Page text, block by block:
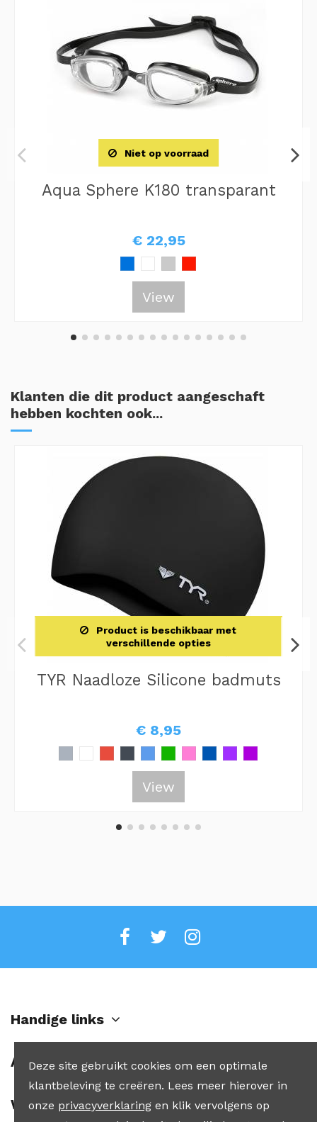
Niet op voorraad
Aqua Sphere K180 transparant
€ 22,95
View
Klanten die dit product aangeschaft
hebben kochten ook...
Product is beschikbaar met
verschillende opties
TYR Naadloze Silicone badmuts
€ 8,95
View
Handige links
Account
Winkel
Deze site gebruikt cookies om een optimale
klantbeleving te creëren. Lees meer hierover in
onze privacyverklaring en klik vervolgens op